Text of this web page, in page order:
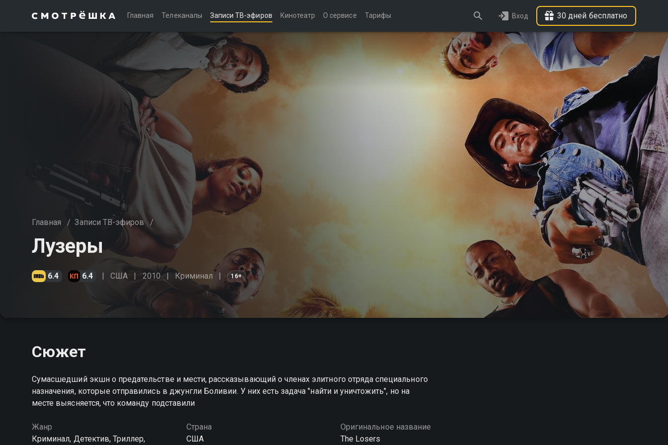
Главная Телеканалы Записи ТВ-эфиров Кинотеатр О сервисе Тарифы Вход 30 дней бесплатно
Главная / Записи ТВ-эфиров /
Лузеры
6.4 6.4 США 2010 Криминал 16+
Сюжет
Сумасшедший экшн о предательстве и мести, рассказывающий о членах элитного отряда специального
назначения, которые отправились в джунгли Боливии. У них есть задача "найти и уничтожить", но на
месте выясняется, что команду подставили
Жанр
Криминал, Детектив, Триллер,
Страна
США
Оригинальное название
The Losers